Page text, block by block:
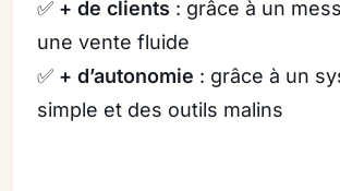
✅ + de clients : grâce à un
une vente fluide
✅ + d’autonomie : grâce à un
simple et des outils malins